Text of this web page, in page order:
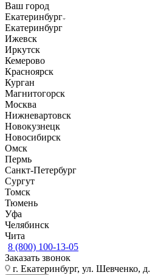
Ваш город
Екатеринбург
Екатеринбург
Ижевск
Иркутск
Кемерово
Красноярск
Курган
Магнитогорск
Москва
Нижневартовск
Новокузнецк
Новосибирск
Омск
Пермь
Санкт-Петербург
Сургут
Томск
Тюмень
Уфа
Челябинск
Чита
8 (800) 100-13-05
Заказать звонок
г. Екатеринбург, ул. Шевченко,